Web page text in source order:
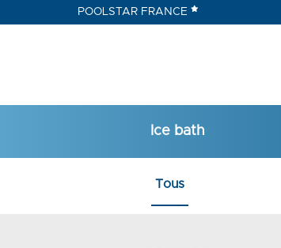
POOLSTAR FRANCE
Ice bath
Tous